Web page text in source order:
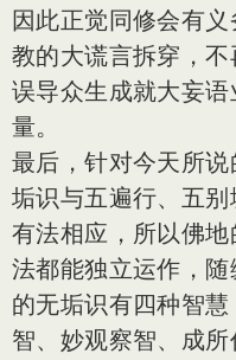
因此正觉同修会有
教的大谎言拆穿，
误导众生成就大妄
量。
最后，针对今天所
垢识与五遍行、五
有法相应，所以佛
法都能独立运作，
的无垢识有四种智
智、妙观察智、成